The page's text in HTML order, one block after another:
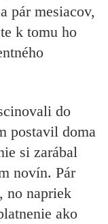
pár mesiacov,
k tomu ho
do
postavil doma
si zarábal
novín. Pár
, no napriek
ako